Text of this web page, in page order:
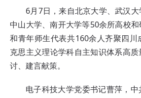
6月7日，来自北京大学、武汉大
中山大学、南开大学等50余所高校
和青年师生代表共160余人齐聚四川
克思主义理论学科自主知识体系高
讨、建言献策。
电子科技大学党委书记曹萍，